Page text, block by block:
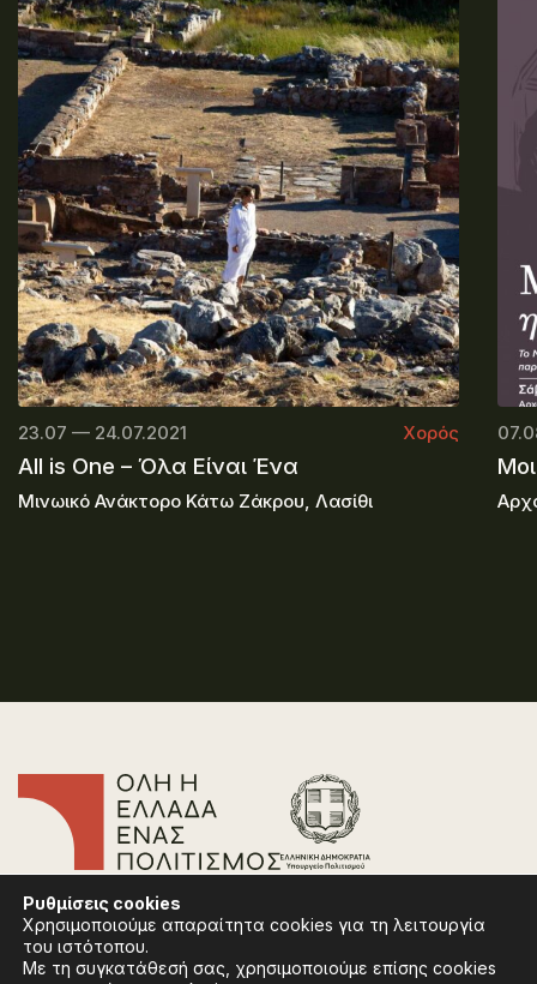
23.07 — 24.07.2021 Χορός
All is One – Όλα Είναι Ένα
Μινωικό Ανάκτορο Κάτω Ζάκρου, Λασίθι
Συχνές Ερωτήσεις
Πολιτική Απορρήτου
Όροι Χρήσης
Πολιτική Cookies
Ρυθμίσεις cookies
Χρησιμοποιούμε απαραίτητα cookies για τη λειτουργία
του ιστότοπου.
Με τη συγκατάθεσή σας, χρησιμοποιούμε επίσης cookies